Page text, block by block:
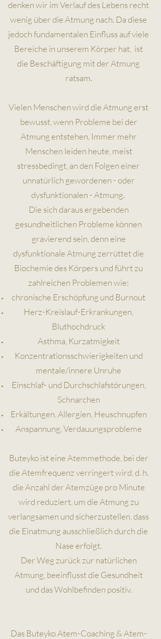
denken wir im Verlauf des Lebens recht
wenig über die Atmung nach. Da diese
jedoch fundamentalen Einfluss auf viele
Bereiche in unserem Körper hat, ist
die Beschäftigung mit der Atmung
ratsam.
Vielen Menschen wird die Atmung erst
bewusst, wenn Probleme bei der
Atmung entstehen. Immer mehr
Menschen leiden heute, meist
stressbedingt, an den Folgen einer
unnatürlich gewordenen - oder
dysfunktionalen - Atmung.
Die sich daraus ergebenden
gesundheitlichen Probleme können
gravierend sein, denn eine
dysfunktionale Atmung zerrüttet die
Biochemie des Körpers und führt zu
zahlreichen Problemen wie:
chronische Erschöpfung und Burnout
Herz-Kreislauf-Erkrankungen,
Bluthochdruck
Asthma, Kurzatmigkeit
Konzentrationsschwierigkeiten und
mentale/innere Unruhe
Einschlaf- und Durchschlafstörungen,
Schnarchen
Erkältungen, Allergien, Heuschnupfen
Anspannung, Verdauungsprobleme
Buteyko ist eine Atemmethode, bei der
die Atemfrequenz verringert wird, d. h.
die Anzahl der Atemzüge pro Minute
wird reduziert, um die Atmung zu
verlangsamen und sicherzustellen, dass
die Einatmung ausschließlich durch die
Nase erfolgt.
Der Weg zurück zur natürlichen
Atmung, beeinflusst die Gesundheit
und das Wohlbefinden positiv.
Das Buteyko Atem-Coaching & Atem-